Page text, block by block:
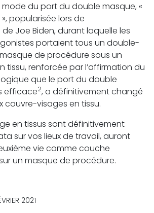
mode du port du double masque, «
popularisée lors de
Joe Biden, durant laquelle les
portaient tous un double-
de procédure sous un
tissu, renforcée par l’affirmation du
logique que le port du double
efficace2, a définitivement changé
couvre-visages en tissu.
en tissus sont définitivement
sur vos lieux de travail, auront
vie comme couche
un masque de procédure.
2021